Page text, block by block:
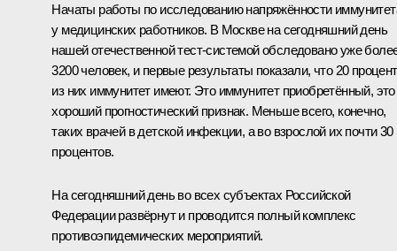
Начаты работы по исследованию напряжённости
у медицинских работников. В Москве на сегодняшний день
нашей отечественной тест-системой обследовано уже
3200 человек, и первые результаты показали, что 20
из них иммунитет имеют. Это иммунитет приобретённый, это
хороший прогностический признак. Меньше всего, конечно,
таких врачей в детской инфекции, а во взрослой их почти 30
процентов.
На сегодняшний день во всех субъектах Российской
Федерации развёрнут и проводится полный комплекс
противоэпидемических мероприятий.